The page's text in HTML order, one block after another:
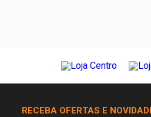
RECEBA OFERTAS E